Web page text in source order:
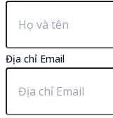
Địa chỉ Email